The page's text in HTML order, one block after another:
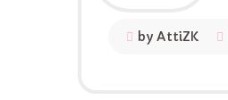
by AttiZK